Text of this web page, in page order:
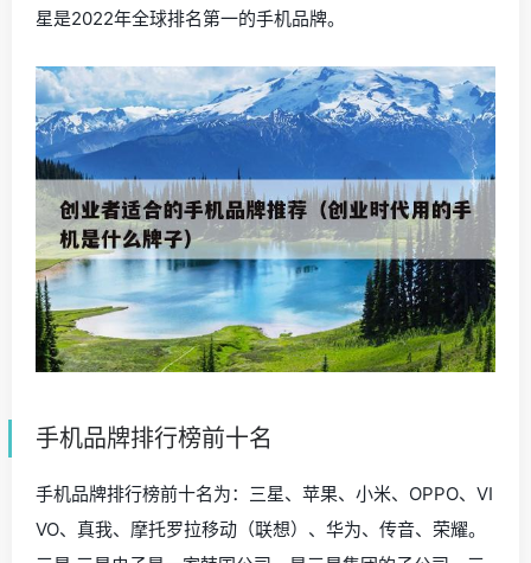
星是2022年全球排名第一的手机品牌。
手机品牌排行榜前十名
手机品牌排行榜前十名为：三星、苹果、小米、OPPO、VI
VO、真我、摩托罗拉移动（联想）、华为、传音、荣耀。